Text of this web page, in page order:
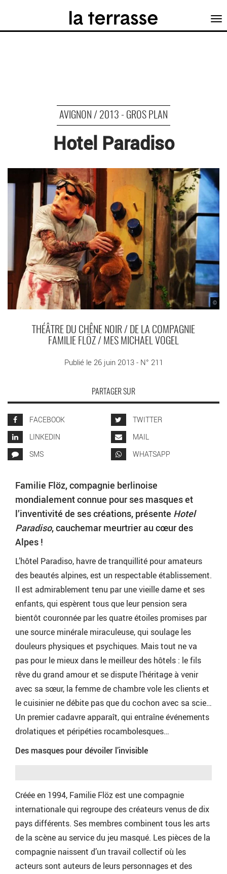
AVIGNON / 2013 - GROS PLAN
Hotel Paradiso
©
THÉÂTRE DU CHÊNE NOIR / DE LA COMPAGNIE
FAMILIE FLÖZ / MES MICHAEL VOGEL
Publié le 26 juin 2013 - N° 211
PARTAGER SUR
FACEBOOK
TWITTER
LINKEDIN
MAIL
SMS
WHATSAPP
Familie Flöz, compagnie berlinoise
mondialement connue pour ses masques et
l’inventivité de ses créations, présente Hotel
Paradiso, cauchemar meurtrier au cœur des
Alpes !
L’hôtel Paradiso, havre de tranquillité pour amateurs
des beautés alpines, est un respectable établissement.
Il est admirablement tenu par une vieille dame et ses
enfants, qui espèrent tous que leur pension sera
bientôt couronnée par les quatre étoiles promises par
une source minérale miraculeuse, qui soulage les
douleurs physiques et psychiques. Mais tout ne va
pas pour le mieux dans le meilleur des hôtels : le fils
rêve du grand amour et se dispute l’héritage à venir
avec sa sœur, la femme de chambre vole les clients et
le cuisinier ne débite pas que du cochon avec sa scie…
Un premier cadavre apparaît, qui entraîne événements
drolatiques et péripéties rocambolesques…
Des masques pour dévoiler l’invisible
Créée en 1994, Familie Flöz est une compagnie
internationale qui regroupe des créateurs venus de dix
pays différents. Ses membres combinent tous les arts
de la scène au service du jeu masqué. Les pièces de la
compagnie naissent d’un travail collectif où les
acteurs sont auteurs de leurs personnages et des